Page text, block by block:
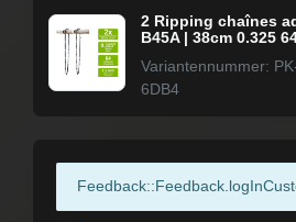
2 Ripping chaînes
B45A | 38cm 0.325
Variantennummer:
6DB4